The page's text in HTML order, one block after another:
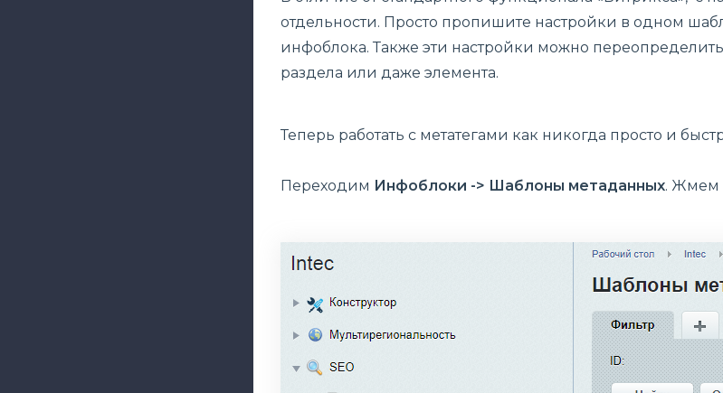
отдельности. Просто пропишите настройки в одном
инфоблока. Также эти настройки можно
раздела или даже элемента.
Теперь работать с метатегами как никогда просто и
Переходим Инфоблоки -> Шаблоны метаданных. Жмем